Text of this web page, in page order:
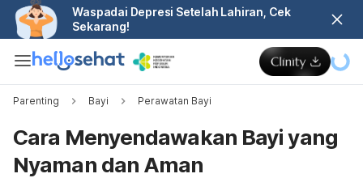
Waspadai Depresi Setelah Lahiran, Cek
Sekarang!
Parenting Bayi Perawatan Bayi
Cara Menyendawakan Bayi yang
Nyaman dan Aman